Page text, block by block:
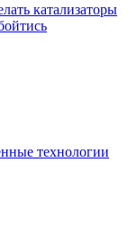
катализаторы
технологии